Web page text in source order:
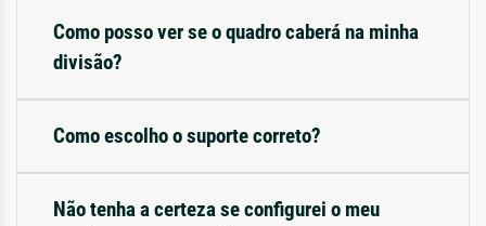
Como posso ver se o quadro caberá na minha
divisão?
Como escolho o suporte correto?
Não tenha a certeza se configurei o meu